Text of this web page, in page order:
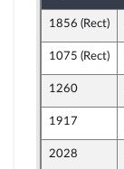
1856 (Rect)
1075 (Rect)
1260
1917
2028